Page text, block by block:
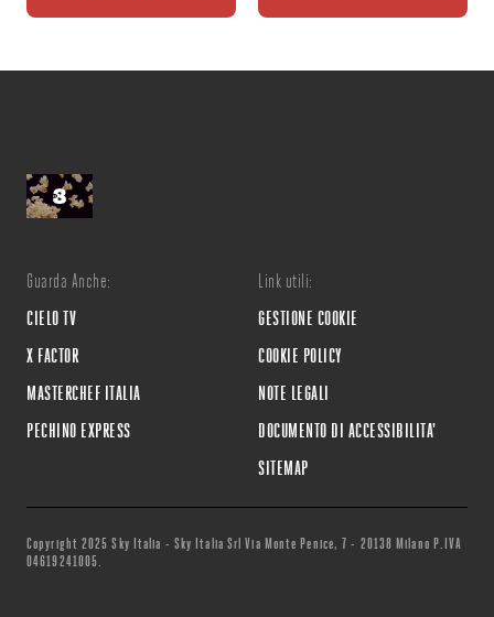
Guarda Anche:
CIELO TV
X FACTOR
MASTERCHEF ITALIA
PECHINO EXPRESS
Link utili:
GESTIONE COOKIE
COOKIE POLICY
NOTE LEGALI
DOCUMENTO DI ACCESSIBILITA'
SITEMAP
Copyright 2025 Sky Italia - Sky Italia Srl Via Monte Penice, 7 - 20138 Milano P.IVA
04619241005.